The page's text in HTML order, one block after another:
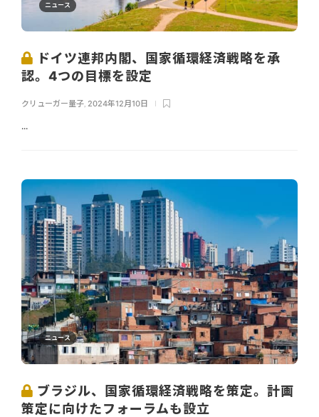
ニュース
ドイツ連邦内閣、国家循環経済戦略を承
認。4つの目標を設定
クリューガー量子, 2024年12月10日
...
ニュース
ブラジル、国家循環経済戦略を策定。計画
策定に向けたフォーラムも設立